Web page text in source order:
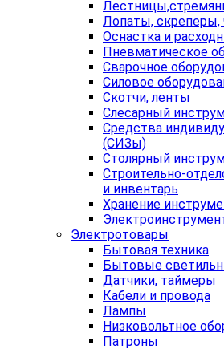
Лопаты, скреперы,
Оснастка и
Пневматическое
Сварочное
Силовое
Скотчи, ленты
Слесарный
Средства
(СИЗы)
Столярный
Строительно-
и инвентарь
Хранение
Электротовары
Бытовая техника
Бытовые
Датчики, таймеры
Кабели и провода
Лампы
Низковольтное
Патроны